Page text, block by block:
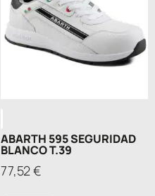
ABARTH 595 SEGURIDAD
BLANCO T.39
77,52€